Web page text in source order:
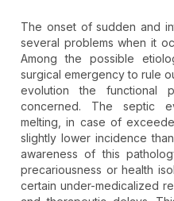
The onset of sudden and
several problems when it
Among the possible
surgical emergency to rule
evolution the functional
concerned. The septic
melting, in case of
slightly lower incidence
awareness of this
precariousness or health
certain under-medicalized